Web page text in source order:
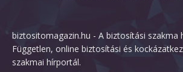
biztositomagazin.hu - A biztosítási szakma
Független, online biztosítási és
szakmai hírportál.